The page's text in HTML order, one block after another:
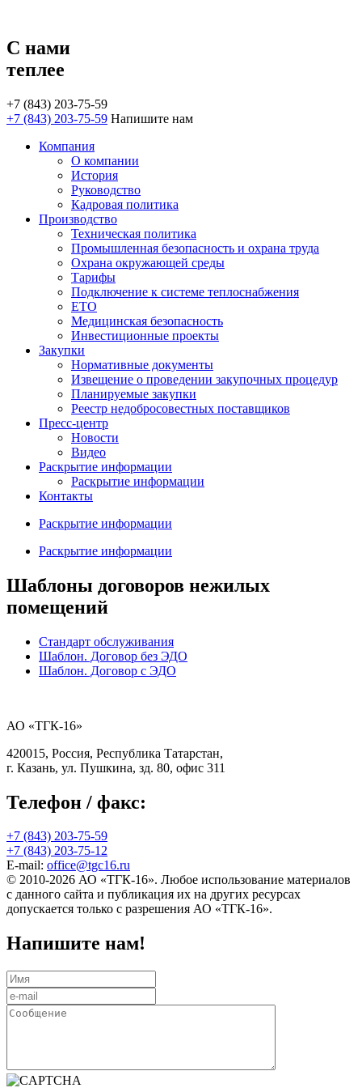
С нами
теплее
+7 (843) 203-75-59
+7 (843) 203-75-59 Напишите нам
Компания
О компании
История
Руководство
Кадровая политика
Производство
Техническая политика
Промышленная безопасность и охрана труда
Охрана окружающей среды
Тарифы
Подключение к системе теплоснабжения
ЕТО
Медицинская безопасность
Инвестиционные проекты
Закупки
Нормативные документы
Извещение о проведении закупочных процедур
Планируемые закупки
Реестр недобросовестных поставщиков
Пресс-центр
Новости
Видео
Раскрытие информации
Раскрытие информации
Контакты
Раскрытие информации
Раскрытие информации
Шаблоны договоров нежилых
помещений
Стандарт обслуживания
Шаблон. Договор без ЭДО
Шаблон. Договор с ЭДО
АО «ТГК-16»
420015, Россия, Республика Татарстан,
г. Казань, ул. Пушкина, зд. 80, офис 311
Телефон / факс:
+7 (843) 203-75-59
+7 (843) 203-75-12
E-mail: office@tgc16.ru
© 2010-2026 АО «ТГК-16». Любое использование материалов
с данного сайта и публикация их на других ресурсах
допускается только с разрешения АО «ТГК-16».
Напишите нам!